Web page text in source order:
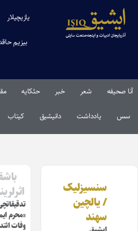
یازیچیلار
بیزیم
آنا صحیفه شعر خبر حئکایه
سس یادداشت دانیشیق کیتاب
سنسیزلیک
/ یالچین
سهند
«محرم
وفات